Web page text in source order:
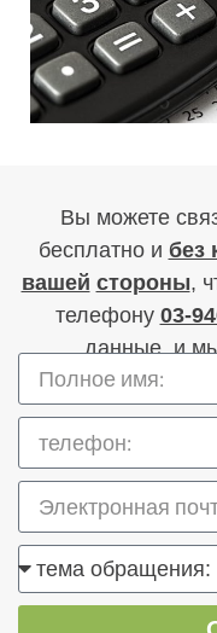
Вы можете
бесплатно и без
вашей стороны,
телефону 03-
данные, и